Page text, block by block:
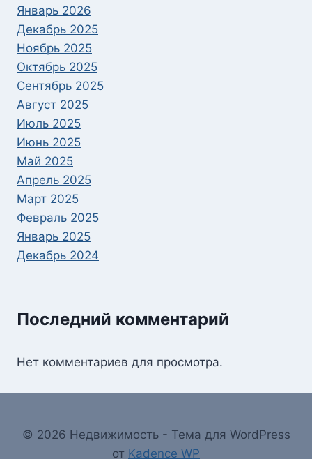
Январь 2026
Декабрь 2025
Ноябрь 2025
Октябрь 2025
Сентябрь 2025
Август 2025
Июль 2025
Июнь 2025
Май 2025
Апрель 2025
Март 2025
Февраль 2025
Январь 2025
Декабрь 2024
Последний комментарий
Нет комментариев для просмотра.
© 2026 Недвижимость - Тема для WordPress
от Kadence WP